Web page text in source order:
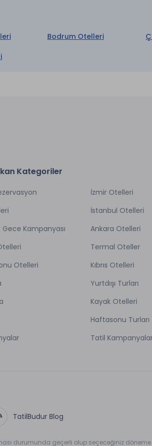
Bodrum Otelleri
Kategoriler
Gece Kampanyası
Otelleri
İzmir Otelleri
İstanbul Otelleri
Ankara Otelleri
Termal Oteller
Kıbrıs Otelleri
Yurtdışı Turları
Kayak Otelleri
Haftasonu Turları
Tatil
TatilBudur Blog
durumunda geçerli olup seçeceğiniz